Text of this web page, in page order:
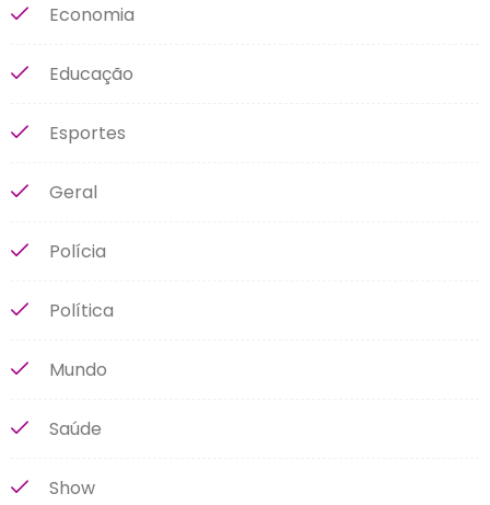
Economia
Educação
Esportes
Geral
Polícia
Política
Mundo
Saúde
Show